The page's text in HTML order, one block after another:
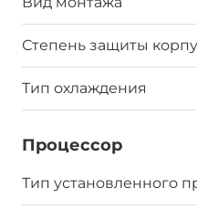
Степень защиты
Тип охлаждения
Процессор
Тип установленного